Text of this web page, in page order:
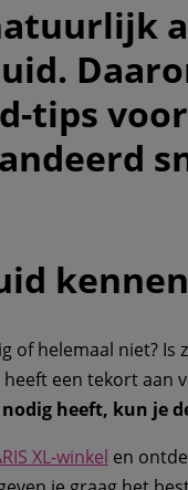
tips
kennen
of helemaal niet?
een tekort aan
heeft, kun je
XL-winkel en